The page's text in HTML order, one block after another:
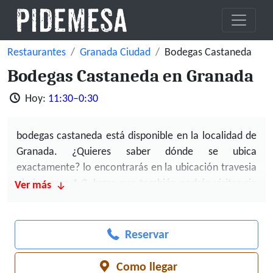
Restaurantes Granada Ciudad Bodegas Castaneda
Bodegas Castaneda en Granada
Hoy: 11:30–0:30
bodegas castaneda está disponible en la localidad de
Granada. ¿Quieres saber dónde se ubica
exactamente? lo encontrarás en la ubicación travesia
almireceros 1-3
Lánzate a probar sus sobresalientes platos de tapas,
también sus elaboraciones de jamon y de croquetas.
¿Calificaciones? Bodegas Castaneda ha logrado un
Ver más
Reservar
Como llegar